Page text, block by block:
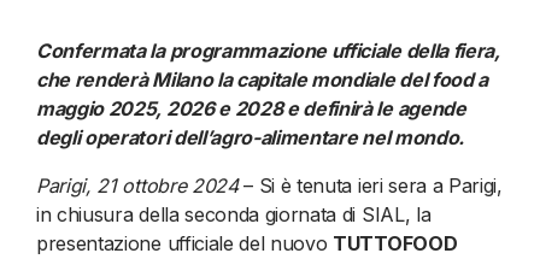
Confermata la programmazione ufficiale della fiera,
che renderà Milano la capitale mondiale del food a
maggio 2025, 2026 e 2028 e definirà le agende
degli operatori dell’agro-alimentare nel mondo.
Parigi, 21 ottobre 2024– Si è tenuta ieri sera a Parigi,
in chiusura della seconda giornata di SIAL, la
presentazione ufficiale del nuovo TUTTOFOOD